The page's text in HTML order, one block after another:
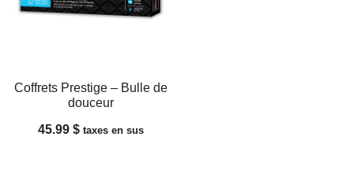
Coffrets Prestige – Bulle de
douceur
45.99 $ taxes en sus